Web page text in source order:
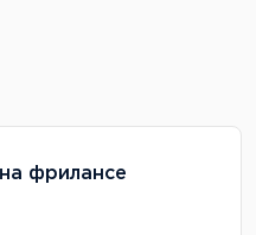
фрилансе